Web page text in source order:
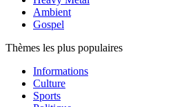
Ambient
Gospel
Thèmes les plus populaires
Informations
Culture
Sports